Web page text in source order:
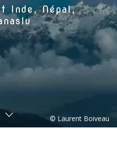
Inde, Népal,